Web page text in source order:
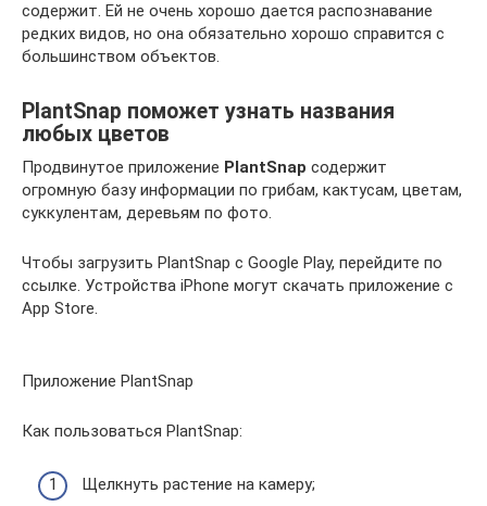
содержит. Ей не очень хорошо дается распознавание
редких видов, но она обязательно хорошо справится с
большинством объектов.
PlantSnap поможет узнать названия
любых цветов
Продвинутое приложение PlantSnap содержит
огромную базу информации по грибам, кактусам, цветам,
суккулентам, деревьям по фото.
Чтобы загрузить PlantSnap c Google Play, перейдите по
ссылке. Устройства iPhone могут скачать приложение с
App Store.
Приложение PlantSnap
Как пользоваться PlantSnap:
Щелкнуть растение на камеру;